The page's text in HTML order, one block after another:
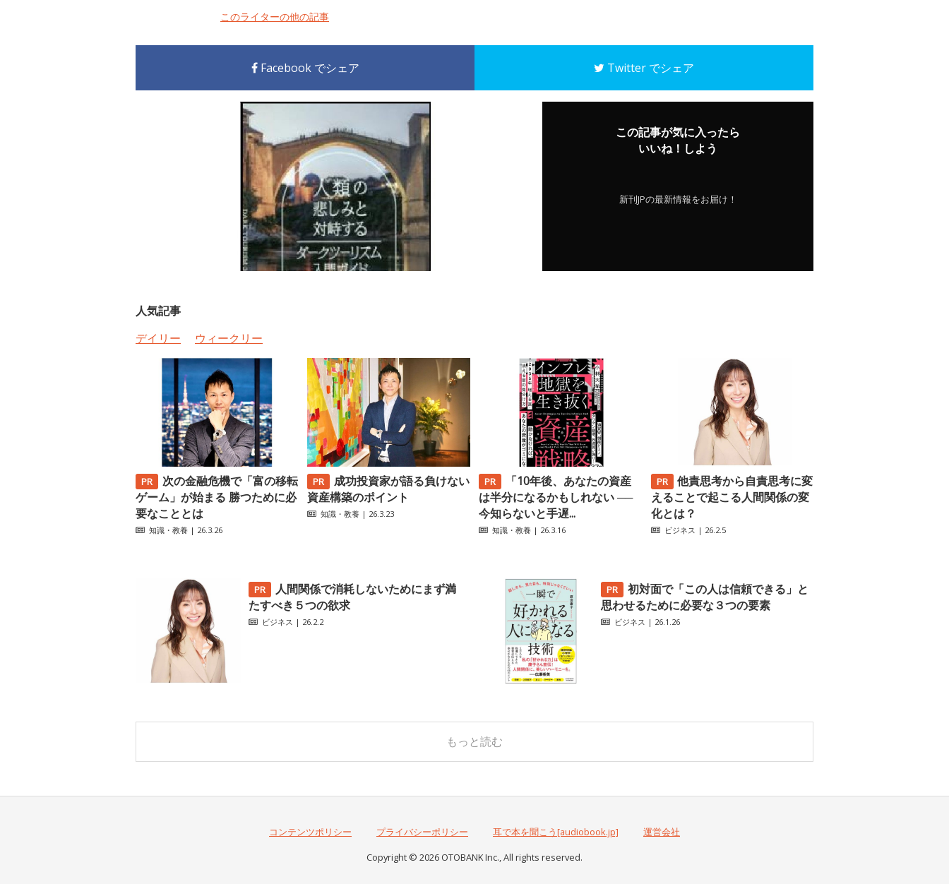
このライターの他の記事
Facebook でシェア Twitter でシェア
この記事が気に入ったら
いいね！しよう
新刊JPの最新情報をお届け！
人気記事
デイリー
ウィークリー
次の金融危機で「富の移転
ゲーム」が始まる 勝つために必
要なこととは
知識・教養 | 26.3.26
成功投資家が語る負けない
資産構築のポイント
知識・教養 | 26.3.23
「10年後、あなたの資産
は半分になるかもしれない ──
今知らないと手遅...
知識・教養 | 26.3.16
他責思考から自責思考に変
えることで起こる人間関係の変
化とは？
ビジネス | 26.2.5
人間関係で消耗しないためにまず満
たすべき５つの欲求
ビジネス | 26.2.2
初対面で「この人は信頼できる」と
思わせるために必要な３つの要素
ビジネス | 26.1.26
もっと読む
コンテンツポリシー プライバシーポリシー 耳で本を聞こう[audiobook.jp]
運営会社
Copyright © 2026 OTOBANK Inc., All rights reserved.